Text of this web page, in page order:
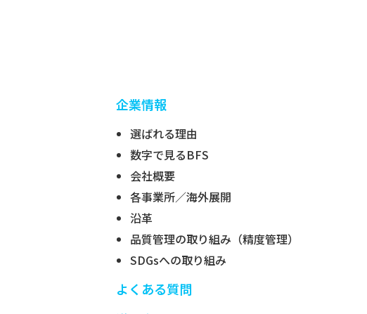
企業情報
選ばれる理由
数字で見るBFS
会社概要
各事業所／海外展開
沿革
品質管理の取り組み（精度管理）
SDGsへの取り組み
よくある質問